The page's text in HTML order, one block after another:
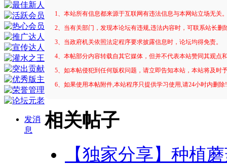
发消
息
1、本站所有信息都来源于互联网有违法信息与本网站立场无关
2、当有关部门，发现本论坛有违规,违法内容时，可联系站长删
3、当政府机关依照法定程序要求披露信息时，论坛均得免责。
4、本帖部分内容转载自其它媒体，但并不代表本站赞同其观点
5、如本帖侵犯到任何版权问题，请立即告知本站，本站将及时
6、如果使用本帖附件,本站程序只提供学习使用,请24小时内删
相关帖子
【独家分享】种植